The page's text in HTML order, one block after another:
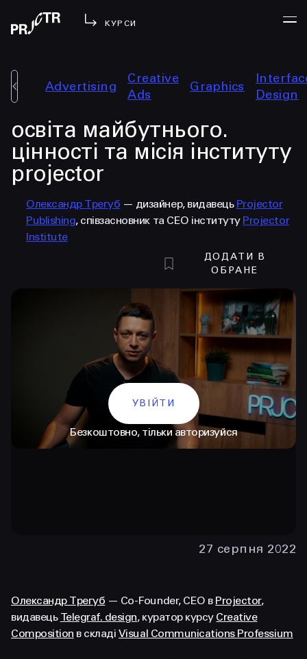
КУРСИ
МЕНЮ
у проджі
бібліотека
менторство
lezo
блог
УВІЙТИ
FACEBOOK LINKEDIN
Advertising
Creative
Ads
Graphics
Design
освіта майбутнього.
цінності та місія інституту
projector
Олександр Трегуб — дизайнер, видавець Projector
Publishing, співзасновник та CEO інституту Projector
Institute
ДОДАТИ В
ОБРАНЕ
УВІЙТИ
Безкоштовно, тільки авторизуйся
27 серпня 2022
Олександр Трегуб — Co-Founder, CEO в Projector,
видавець Telegraf. design, куратор курсу Creative
Composition в складі Visual Communications Professium